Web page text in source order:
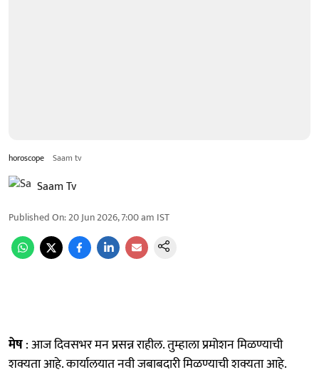
horoscope Saam tv
Saam Tv
Published On:20 Jun 2026, 7:00 am IST
मेष: आज दिवसभर मन प्रसन्न राहील. तुम्हाला प्रमोशन मिळण्याची
शक्यता आहे. कार्यालयात नवी जबाबदारी मिळण्याची शक्यता आहे.